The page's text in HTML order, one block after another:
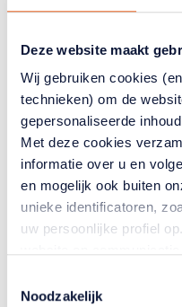
Deze website maakt
Wij gebruiken cookies
technieken) om de
gepersonaliseerde
Met deze cookies
informatie over u en
en mogelijk ook buiten
unieke identificatoren,
uw persoonlijke profiel
van uw recente
Noodzakelijk
Onze
Lees meer